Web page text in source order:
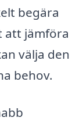
begära
att jämföra
välja den
behov.